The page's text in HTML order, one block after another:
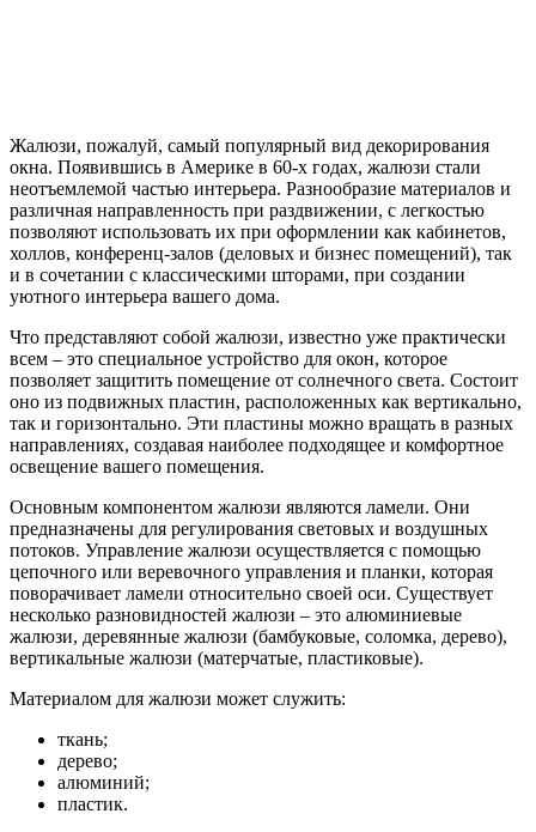
Жалюзи, пожалуй, самый популярный вид декорирования
окна. Появившись в Америке в 60-х годах, жалюзи стали
неотъемлемой частью интерьера. Разнообразие материалов и
различная направленность при раздвижении, с легкостью
позволяют использовать их при оформлении как кабинетов,
холлов, конференц-залов (деловых и бизнес помещений), так
и в сочетании с классическими шторами, при создании
уютного интерьера вашего дома.
Что представляют собой жалюзи, известно уже практически
всем – это специальное устройство для окон, которое
позволяет защитить помещение от солнечного света. Состоит
оно из подвижных пластин, расположенных как вертикально,
так и горизонтально. Эти пластины можно вращать в разных
направлениях, создавая наиболее подходящее и комфортное
освещение вашего помещения.
Основным компонентом жалюзи являются ламели. Они
предназначены для регулирования световых и воздушных
потоков. Управление жалюзи осуществляется с помощью
цепочного или веревочного управления и планки, которая
поворачивает ламели относительно своей оси. Существует
несколько разновидностей жалюзи – это алюминиевые
жалюзи, деревянные жалюзи (бамбуковые, соломка, дерево),
вертикальные жалюзи (матерчатые, пластиковые).
Материалом для жалюзи может служить:
ткань;
дерево;
алюминий;
пластик.